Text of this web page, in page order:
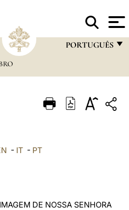
PORTUGUÊS
ITALIANO
- IT - PT
DE NOSSA SENHORA